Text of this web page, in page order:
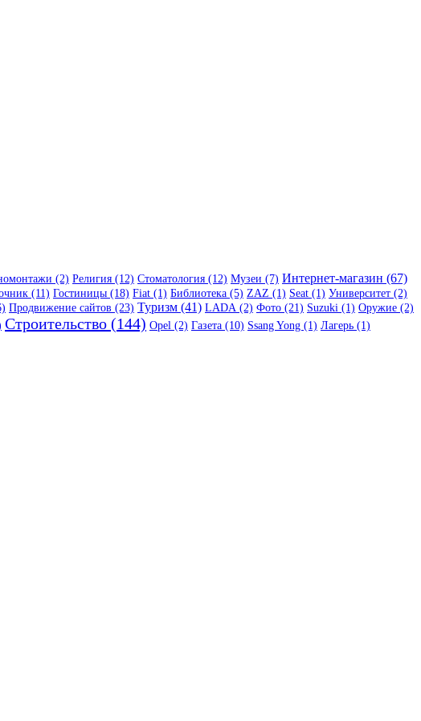
(2) Религия (12) Стоматология (12) Музеи (7) Интернет-магазин (67)
(11) Гостиницы (18) Fiat (1) Библиотека (5) ZAZ (1) Seat (1) Университет (2)
Продвижение сайтов (23) Туризм (41) LADA (2) Фото (21) Suzuki (1) Оружие (2)
Строительство (144) Opel (2) Газета (10) Ssang Yong (1) Лагерь (1)